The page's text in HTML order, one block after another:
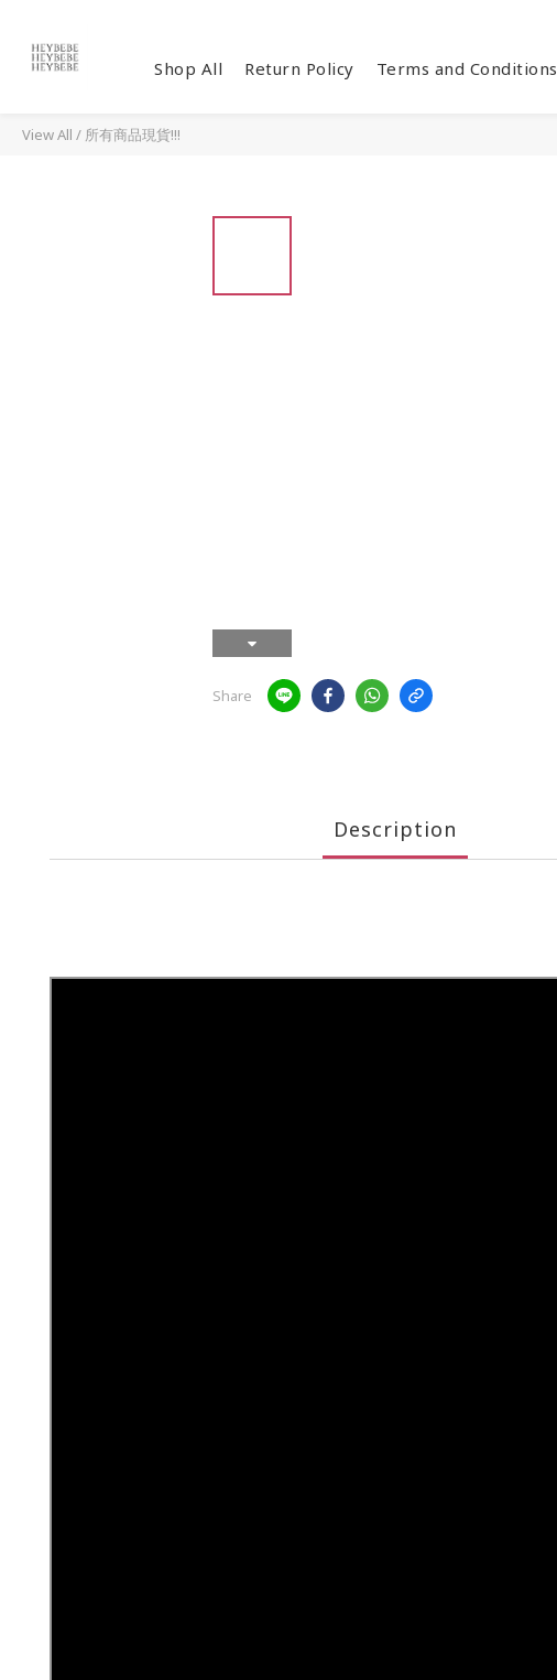
Shop All Return Policy Terms and Conditions
View All / 所有商品現貨!!!
Share
Description